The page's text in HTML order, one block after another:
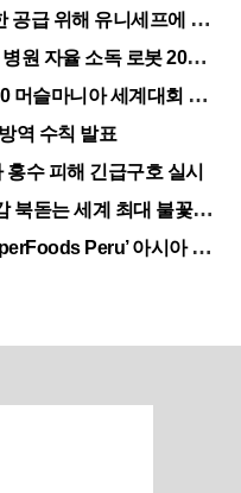
유니세프에 50만달러 기부
소독 로봇 200대 공급 계약
슬마니아 세계대회 우승
역 수칙 발표
수 피해 긴급구호 실시
돋는 세계 최대 불꽃놀이
Peru’ 아시아 진출개척